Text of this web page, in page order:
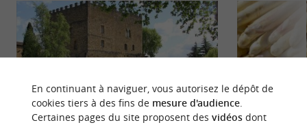
Détente
En continuant à naviguer, vous autorisez le dépôt de
cookies tiers à des fins de mesure d'audience.
Certaines pages du site proposent des vidéosdont